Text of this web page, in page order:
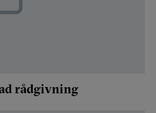
rådgivning